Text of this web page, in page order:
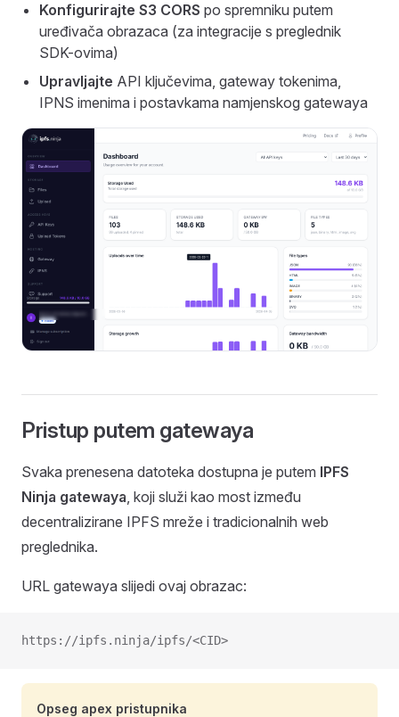
Konfigurirajte S3 CORS po spremniku putem
uređivača obrazaca (za integracije s preglednik
SDK-ovima)
Upravljajte API ključevima, gateway tokenima,
IPNS imenima i postavkama namjenskog gatewaya
Pristup putem gatewaya
Svaka prenesena datoteka dostupna je putem IPFS
Ninja gatewaya , koji služi kao most između
decentralizirane IPFS mreže i tradicionalnih web
preglednika.
URL gatewaya slijedi ovaj obrazac:
https://ipfs.ninja/ipfs/<CID>
Opseg apex pristupnika